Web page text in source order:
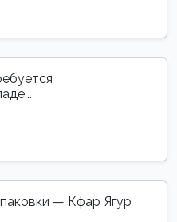
— Кфар Ягур